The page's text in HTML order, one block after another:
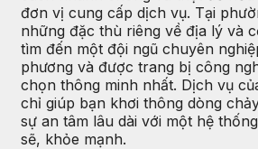
đơn vị cung cấp dịch vụ. Tại
những đặc thù riêng về địa lý và
tìm đến một đội ngũ chuyên
phương và được trang bị công
chọn thông minh nhất. Dịch vụ
chỉ giúp bạn khơi thông dòng
sự an tâm lâu dài với một hệ
sẽ, khỏe mạnh.